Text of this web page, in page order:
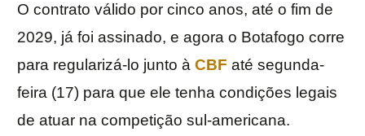
O contrato válido por cinco anos, até o fim de
2029, já foi assinado, e agora o Botafogo corre
para regularizá-lo junto à CBF até segunda-
feira (17) para que ele tenha condições legais
de atuar na competição sul-americana.